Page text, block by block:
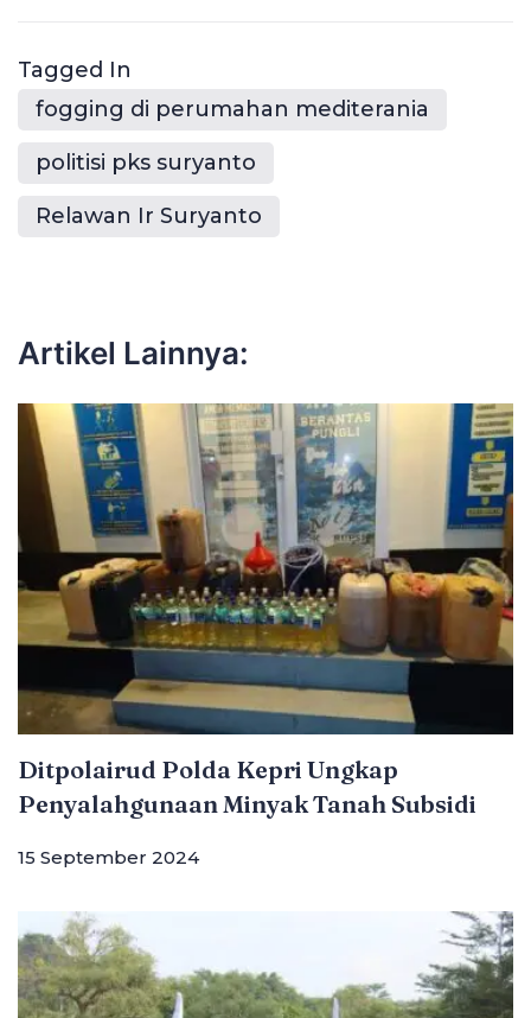
Tagged In
fogging di perumahan mediterania
politisi pks suryanto
Relawan Ir Suryanto
Artikel Lainnya:
Ditpolairud Polda Kepri Ungkap
Penyalahgunaan Minyak Tanah Subsidi
15 September 2024